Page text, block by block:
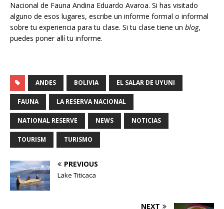
Nacional de Fauna Andina Eduardo Avaroa. Si has visitado
alguno de esos lugares, escribe un informe formal o informal
sobre tu experiencia para tu clase. Si tu clase tiene un blog,
puedes poner allí tu informe.
ANDES BOLIVIA EL SALAR DE UYUNI
FAUNA LA RESERVA NACIONAL
NATIONAL RESERVE NEWS NOTICIAS
TOURISM TURISMO
PREVIOUS
Lake Titicaca
NEXT